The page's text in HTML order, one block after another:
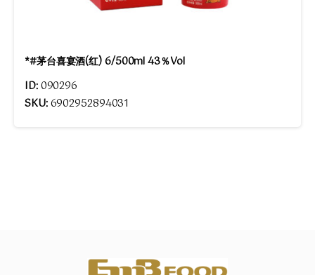
*#茅台喜宴酒(红) 6/500ml 43％Vol
ID:090296
SKU:6902952894031